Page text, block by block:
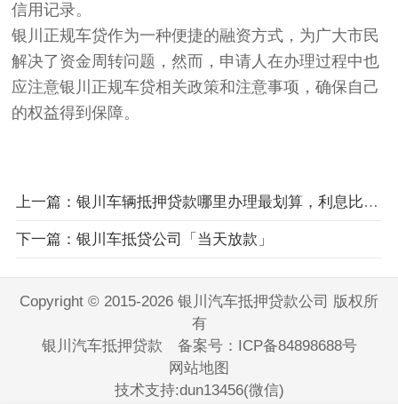
信用记录。
银川正规车贷作为一种便捷的融资方式，为广大市民
解决了资金周转问题，然而，申请人在办理过程中也
应注意银川正规车贷相关政策和注意事项，确保自己
的权益得到保障。
上一篇：银川车辆抵押贷款哪里办理最划算，利息比较合适呢?
下一篇：银川车抵贷公司「当天放款」
Copyright © 2015-2026 银川汽车抵押贷款公司 版权所
有
银川汽车抵押贷款 备案号： ICP备84898688号
网站地图
技术支持:dun13456(微信)